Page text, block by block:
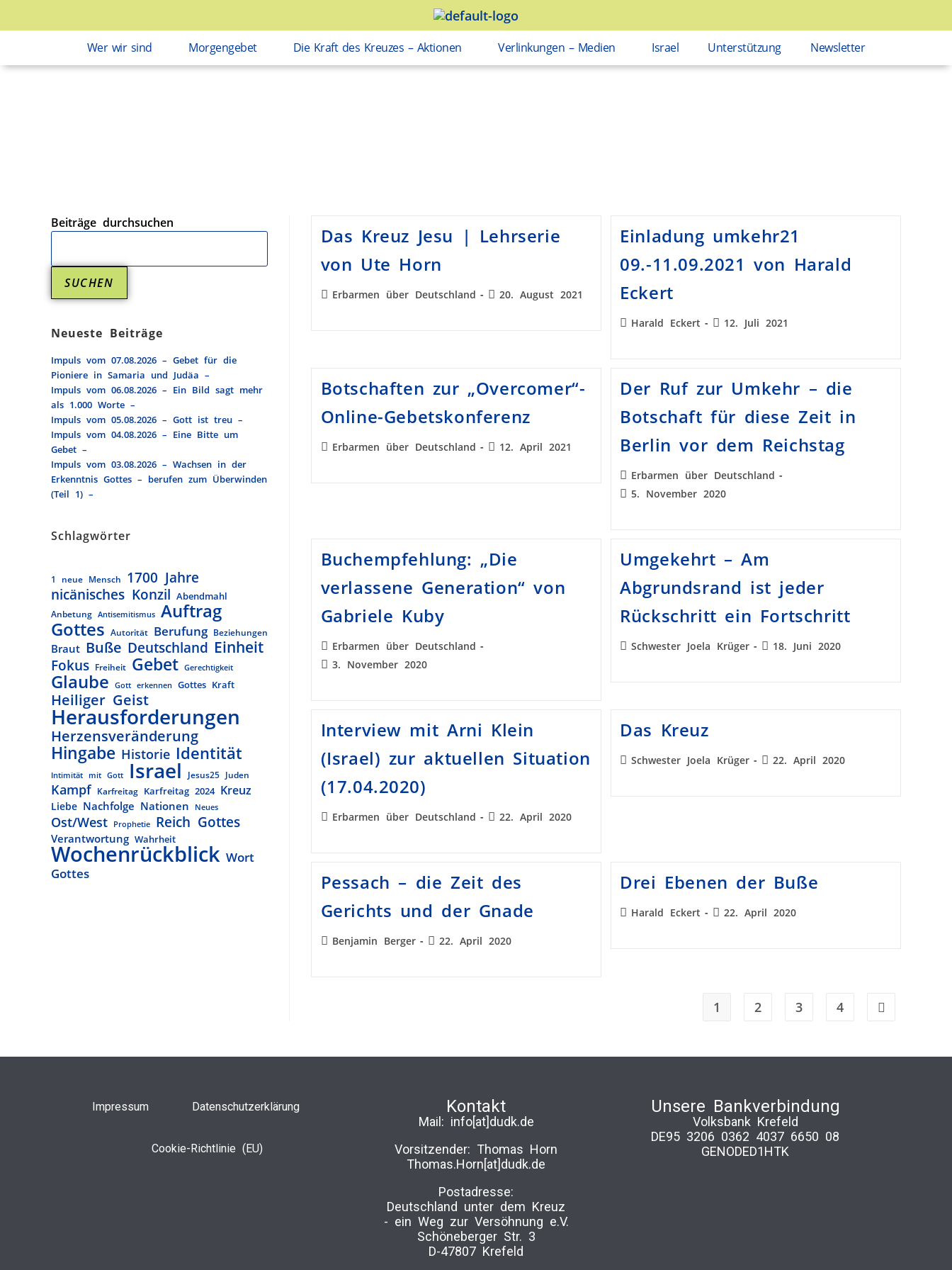
Wer wir sind Morgengebet Die Kraft des Kreuzes – Aktionen Verlinkungen – Medien Israel Unterstützung Newsletter
Das Kreuz Jesu | Lehrserie
von Ute Horn
Erbarmen über Deutschland 20. August 2021
Einladung umkehr21
09.-11.09.2021 von Harald
Eckert
Harald Eckert 12. Juli 2021
Botschaften zur „Overcomer“-
Online-Gebetskonferenz
Erbarmen über Deutschland 12. April 2021
Der Ruf zur Umkehr – die
Botschaft für diese Zeit in
Berlin vor dem Reichstag
Erbarmen über Deutschland
5. November 2020
Buchempfehlung: „Die
verlassene Generation“ von
Gabriele Kuby
Erbarmen über Deutschland
3. November 2020
Umgekehrt – Am
Abgrundsrand ist jeder
Rückschritt ein Fortschritt
Schwester Joela Krüger 18. Juni 2020
Interview mit Arni Klein
(Israel) zur aktuellen Situation
(17.04.2020)
Erbarmen über Deutschland 22. April 2020
Das Kreuz
Schwester Joela Krüger 22. April 2020
Pessach – die Zeit des
Gerichts und der Gnade
Benjamin Berger 22. April 2020
Drei Ebenen der Buße
Harald Eckert 22. April 2020
1 2 3 4
Beiträge durchsuchen
SUCHEN
Neueste Beiträge
Impuls vom 07.08.2026 – Gebet für die
Pioniere in Samaria und Judäa –
Impuls vom 06.08.2026 – Ein Bild sagt mehr
als 1.000 Worte –
Impuls vom 05.08.2026 – Gott ist treu –
Impuls vom 04.08.2026 – Eine Bitte um
Gebet –
Impuls vom 03.08.2026 – Wachsen in der
Erkenntnis Gottes – berufen zum Überwinden
(Teil 1) –
Schlagwörter
1 neue Mensch
1700 Jahre
nicänisches Konzil Abendmahl
Anbetung Antisemitismus Auftrag
Gottes Autorität Berufung Beziehungen
Braut Buße Deutschland Einheit
Fokus Freiheit Gebet Gerechtigkeit
Glaube Gott erkennen Gottes Kraft
Heiliger Geist
Herausforderungen
Herzensveränderung
Hingabe Historie Identität
Intimität mit Gott Israel Jesus25 Juden
Kampf Karfreitag Karfreitag 2024 Kreuz
Liebe Nachfolge Nationen Neues
Ost/West Prophetie Reich Gottes
Verantwortung Wahrheit
Wochenrückblick Wort
Gottes
Impressum Datenschutzerklärung
Cookie-Richtlinie (EU)
Kontakt
Mail: info[at]dudk.de
Vorsitzender: Thomas Horn
Thomas.Horn[at]dudk.de
Postadresse:
Deutschland unter dem Kreuz
-­ ein Weg zur Versöhnung e.V.
Schöneberger Str. 3
D-47807 Krefeld
Unsere Bankverbindung
Volksbank Krefeld
DE95 3206 0362 4037 6650 08
GENODED1HTK